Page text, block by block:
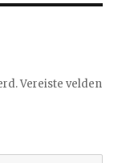
Vereiste velden